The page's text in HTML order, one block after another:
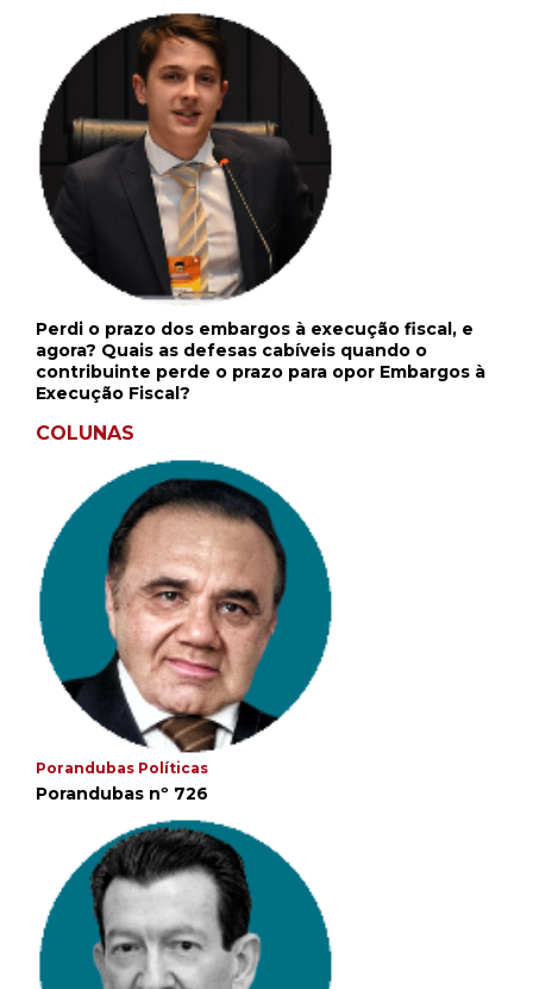
Perdi o prazo dos embargos à execução fiscal, e
agora? Quais as defesas cabíveis quando o
contribuinte perde o prazo para opor Embargos à
Execução Fiscal?
COLUNAS
Porandubas Políticas
Porandubas nº 726